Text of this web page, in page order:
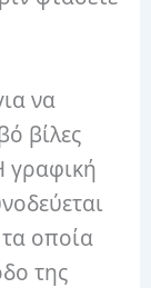
να
βίλες
γραφική
οποία
της